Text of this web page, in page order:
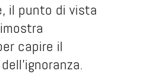
il punto di vista
capire il